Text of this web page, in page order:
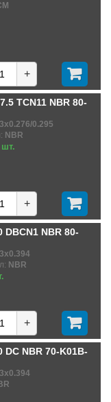
+
TCN11 NBR 80-
0.295
NBR
шт.
+
NBR 80-
NBR
+
NBR 70-K01B-